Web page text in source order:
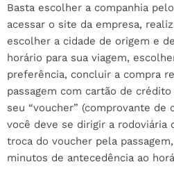
Basta escolher a companhia
acessar o site da empresa,
escolher a cidade de origem e
horário para sua viagem,
preferência, concluir a compra
passagem com cartão de
seu “voucher” (comprovante de
você deve se dirigir a rodoviária
troca do voucher pela
minutos de antecedência ao